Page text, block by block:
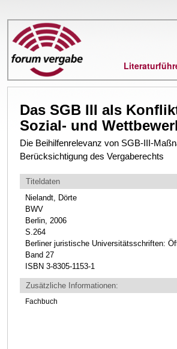
Das SGB III als
Sozial- und
Die Beihilfenrelevanz von SGB-III-
Berücksichtigung des Vergaberechts
Titeldaten
Nielandt, Dörte
BWV
Berlin, 2006
S.264
Berliner juristische Universitätsschriften:
Band 27
ISBN 3-8305-1153-1
Zusätzliche Informationen:
Fachbuch